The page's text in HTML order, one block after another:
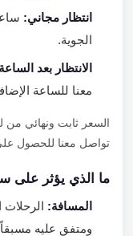
انتظار مجاني:ساعة
الجوية.
الانتظار بعد الساعة
معنا للساعة
السعر ثابت ونهائي من
تواصل معنا للحصول
ما الذي يؤثر على
المسافة:الرحلات
ومتفق عليه مسبقاً